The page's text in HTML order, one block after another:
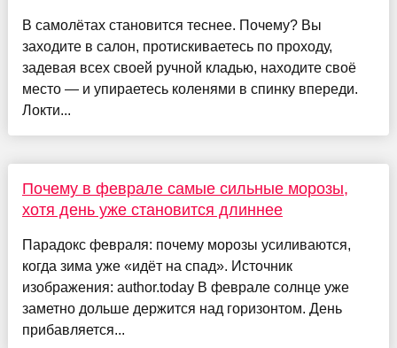
В самолётах становится теснее. Почему? Вы
заходите в салон, протискиваетесь по проходу,
задевая всех своей ручной кладью, находите своё
место — и упираетесь коленями в спинку впереди.
Локти...
Почему в феврале самые сильные морозы,
хотя день уже становится длиннее
Парадокс февраля: почему морозы усиливаются,
когда зима уже «идёт на спад». Источник
изображения: author.today В феврале солнце уже
заметно дольше держится над горизонтом. День
прибавляется...